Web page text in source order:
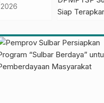
2026